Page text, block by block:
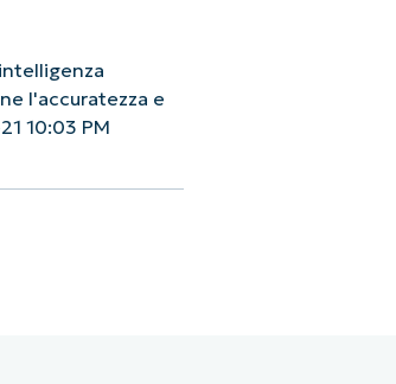
l'accuratezza e
10:03 PM